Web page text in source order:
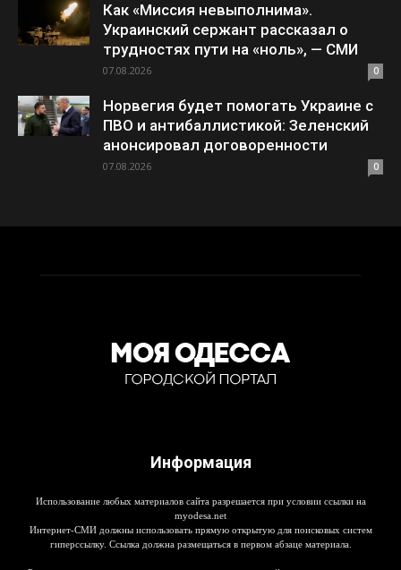
Как «Миссия невыполнима».
Украинский сержант рассказал о
трудностях пути на «ноль», — СМИ
07.08.2026 0
Норвегия будет помогать Украине с
ПВО и антибаллистикой: Зеленский
анонсировал договоренности
07.08.2026 0
Информация
Использование любых материалов сайта разрешается при условии ссылки на
myodesa.net
Интернет-СМИ должны использовать прямую открытую для поисковых систем
гиперссылку. Ссылка должна размещаться в первом абзаце материала.